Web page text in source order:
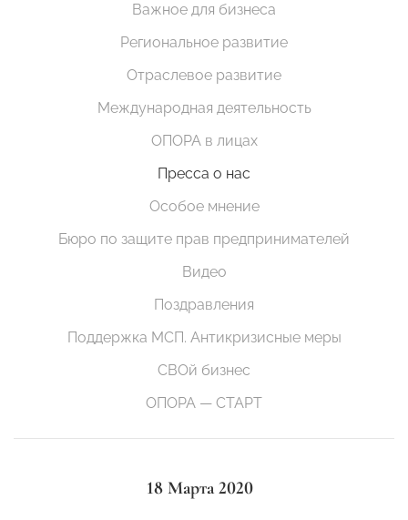
Важное для бизнеса
Региональное развитие
Отраслевое развитие
Международная деятельность
ОПОРА в лицах
Пресса о нас
Особое мнение
Бюро по защите прав предпринимателей
Видео
Поздравления
Поддержка МСП. Антикризисные меры
СВОй бизнес
ОПОРА — СТАРТ
18 Марта 2020